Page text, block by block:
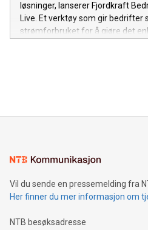
løsninger, lanserer Fjordkraft
Live. Et verktøy som gir bedrifter
strømforbruket for å gjøre det
Vil du sende en pressemelding fra
Her finner du mer informasjon om
NTB besøksadresse